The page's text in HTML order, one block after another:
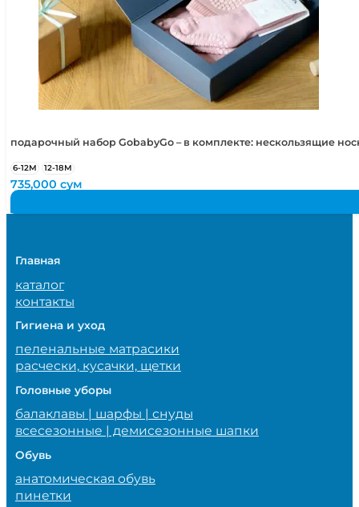
подарочный набор GobabyGo – в комплекте: нескользящие
6-12М 12-18М
735,000сум
Главная
каталог
контакты
Гигиена и уход
пеленальные матрасики
расчески, кусачки, щетки
Головные уборы
балаклавы | шарфы | снуды
всесезонные | демисезонные шапки
Обувь
анатомическая обувь
пинетки